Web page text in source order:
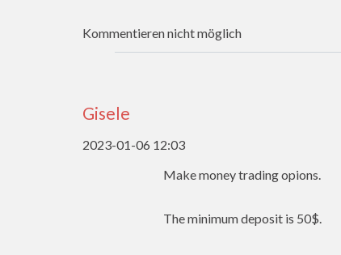
Kommentieren nicht möglich
Gisele
2023-01-06 12:03
Make money trading opions.
The minimum deposit is 50$.